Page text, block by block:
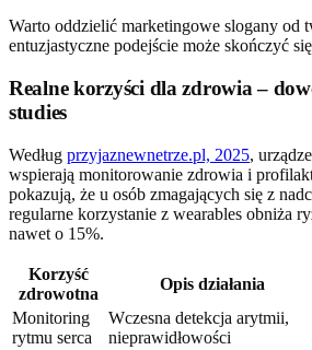
Warto oddzielić marketingowe slogany od
entuzjastyczne podejście może skończyć
Realne korzyści dla zdrowia –
studies
Według przyjaznewnetrze.pl, 2025,
wspierają monitorowanie zdrowia i
pokazują, że u osób zmagających się z
regularne korzystanie z wearables obniża
nawet o 15%.
Korzyść
zdrowotna
Opis działania
Monitoring
rytmu serca
Wczesna detekcja arytmii,
nieprawidłowości